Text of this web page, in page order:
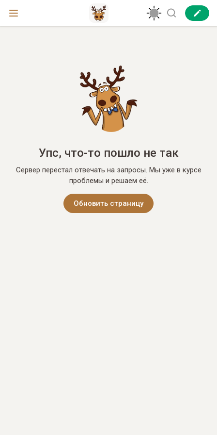
Упс, что-то пошло не так
Сервер перестал отвечать на запросы. Мы уже в курсе
проблемы и решаем её.
Обновить страницу